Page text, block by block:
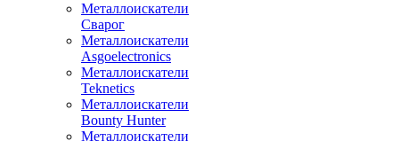
Металлоискатели
Сварог
Металлоискатели
Asgoelectronics
Металлоискатели
Teknetics
Металлоискатели
Bounty Hunter
Металлоискатели